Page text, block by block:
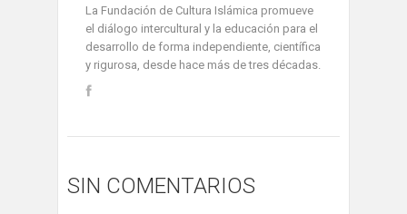
La Fundación de Cultura Islámica promueve
el diálogo intercultural y la educación para el
desarrollo de forma independiente, científica
y rigurosa, desde hace más de tres décadas.
SIN COMENTARIOS